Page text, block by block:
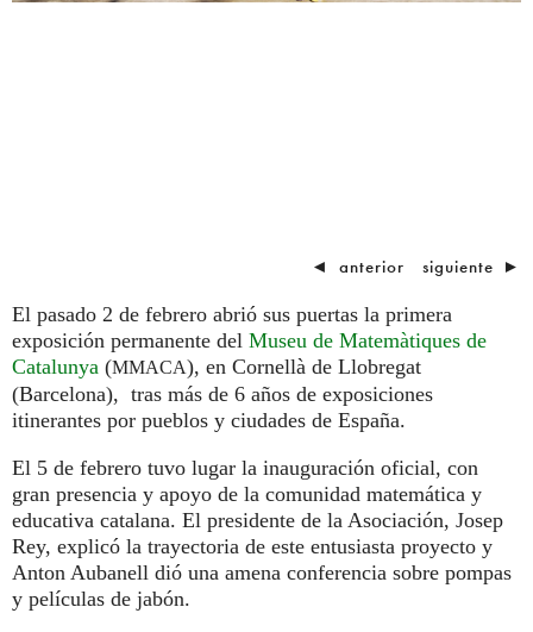
◄ anterior siguiente ►
El pasado 2 de febrero abrió sus puertas la primera
exposición permanente del Museu de Matemàtiques de
Catalunya (MMACA), en Cornellà de Llobregat
(Barcelona), tras más de 6 años de exposiciones
itinerantes por pueblos y ciudades de España.
El 5 de febrero tuvo lugar la inauguración oficial, con
gran presencia y apoyo de la comunidad matemática y
educativa catalana. El presidente de la Asociación, Josep
Rey, explicó la trayectoria de este entusiasta proyecto y
Anton Aubanell dió una amena conferencia sobre pompas
y películas de jabón.